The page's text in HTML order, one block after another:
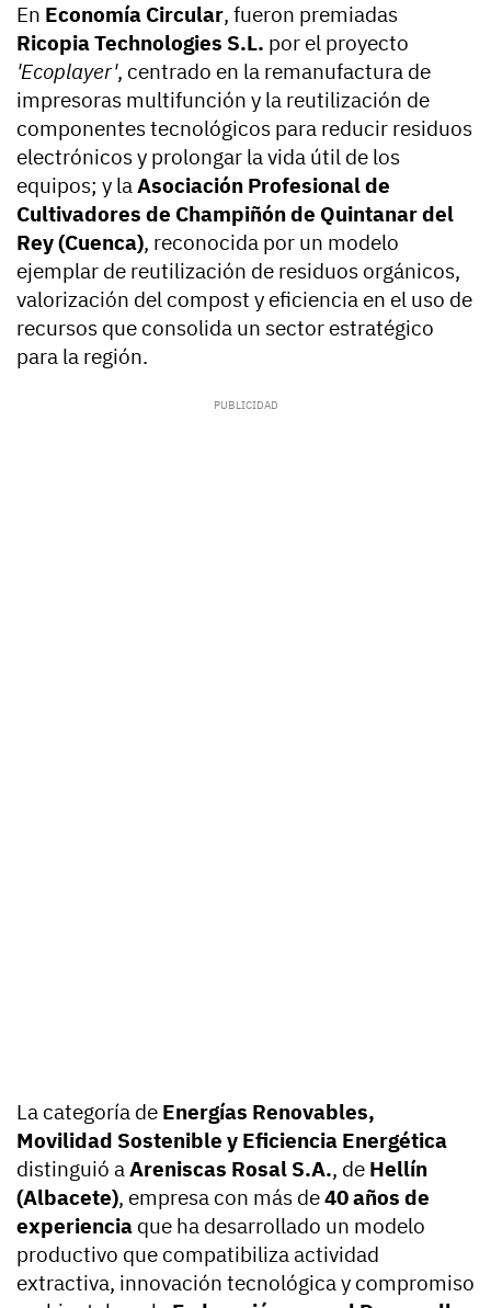
En Economía Circular, fueron premiadas
Ricopia Technologies S.L. por el proyecto
'Ecoplayer', centrado en la remanufactura de
impresoras multifunción y la reutilización de
componentes tecnológicos para reducir residuos
electrónicos y prolongar la vida útil de los
equipos; y laAsociación Profesional de
Cultivadores de Champiñón de Quintanar del
Rey (Cuenca), reconocida por un modelo
ejemplar de reutilización de residuos orgánicos,
valorización del compost y eficiencia en el uso de
recursos que consolida un sector estratégico
para la región.
La categoría de Energías Renovables,
Movilidad Sostenible y Eficiencia Energética
distinguió aAreniscas Rosal S.A., de Hellín
(Albacete), empresa con más de40 años de
experiencia que ha desarrollado un modelo
productivo que compatibiliza actividad
extractiva, innovación tecnológica y compromiso